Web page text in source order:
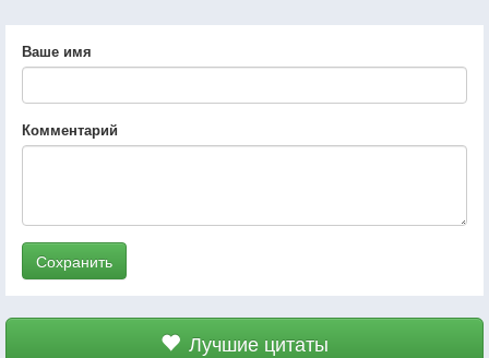
Ваше имя
Комментарий
Сохранить
Лучшие цитаты